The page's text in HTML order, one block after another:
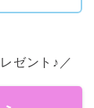
ゼント♪／